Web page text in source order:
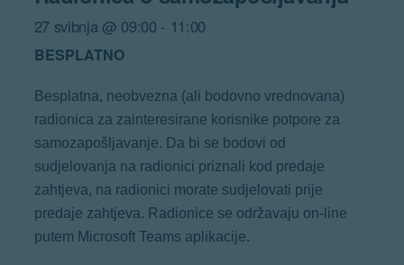
27 svibnja @ 09:00 - 11:00
BESPLATNO
Besplatna, neobvezna (ali bodovno vrednovana)
radionica za zainteresirane korisnike potpore za
samozapošljavanje. Da bi se bodovi od
sudjelovanja na radionici priznali kod predaje
zahtjeva, na radionici morate sudjelovati prije
predaje zahtjeva. Radionice se održavaju on-line
putem Microsoft Teams aplikacije.